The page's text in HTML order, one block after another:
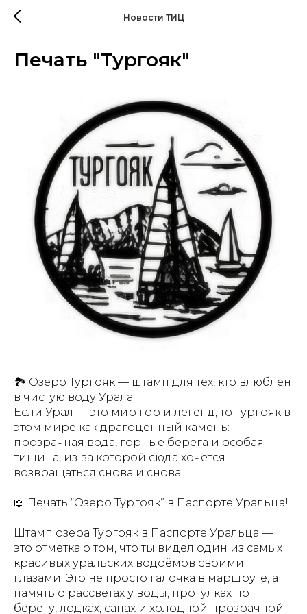
Новости ТИЦ
Печать "Тургояк"
🏞 Озеро Тургояк — штамп для тех, кто влюблён
в чистую воду Урала
Если Урал — это мир гор и легенд, то Тургояк в
этом мире как драгоценный камень:
прозрачная вода, горные берега и особая
тишина, из-за которой сюда хочется
возвращаться снова и снова.
📖 Печать “Озеро Тургояк” в Паспорте Уральца!
Штамп озера Тургояк в Паспорте Уральца —
это отметка о том, что ты видел один из самых
красивых уральских водоёмов своими
глазами. Это не просто галочка в маршруте, а
память о рассветах у воды, прогулках по
берегу, лодках, сапах и холодной прозрачной